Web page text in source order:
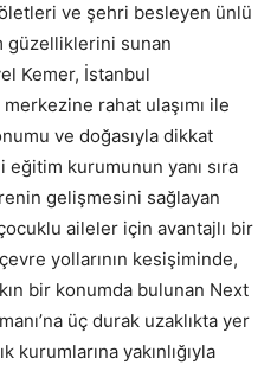
ve şehri besleyen ünlü
güzelliklerini sunan
Kemer, İstanbul
merkezine rahat ulaşımı ile
ve doğasıyla dikkat
kurumunun yanı sıra
gelişmesini sağlayan
aileler için avantajlı bir
yollarının kesişiminde,
bir konumda bulunan Next
üç durak uzaklıkta yer
kurumlarına yakınlığıyla